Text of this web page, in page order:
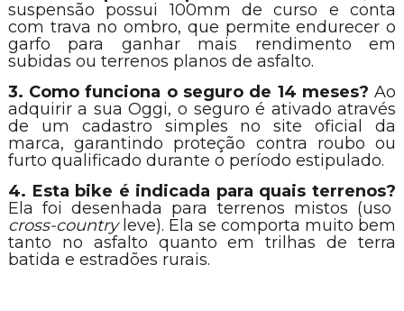
suspensão possui 100mm de curso e conta
com trava no ombro, que permite endurecer o
garfo para ganhar mais rendimento em
subidas ou terrenos planos de asfalto.
3. Como funciona o seguro de 14 meses? Ao
adquirir a sua Oggi, o seguro é ativado através
de um cadastro simples no site oficial da
marca, garantindo proteção contra roubo ou
furto qualificado durante o período estipulado.
4. Esta bike é indicada para quais terrenos?
Ela foi desenhada para terrenos mistos (uso
cross-countryleve). Ela se comporta muito bem
tanto no asfalto quanto em trilhas de terra
batida e estradões rurais.